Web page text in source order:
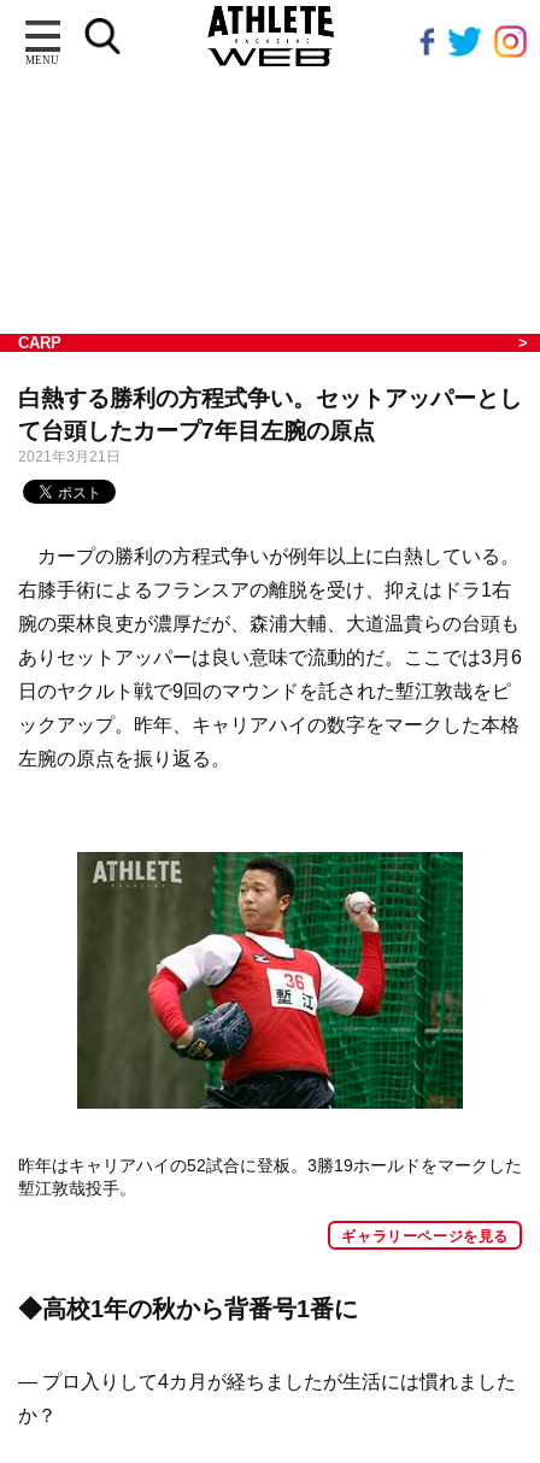
MENU
CARP
白熱する勝利の方程式争い。セットアッパーとし
て台頭したカープ7年目左腕の原点
2021年3月21日
カープの勝利の方程式争いが例年以上に白熱している。
右膝手術によるフランスアの離脱を受け、抑えはドラ1右
腕の栗林良吏が濃厚だが、森浦大輔、大道温貴らの台頭も
ありセットアッパーは良い意味で流動的だ。ここでは3月6
日のヤクルト戦で9回のマウンドを託された塹江敦哉をピ
ックアップ。昨年、キャリアハイの数字をマークした本格
左腕の原点を振り返る。
昨年はキャリアハイの52試合に登板。3勝19ホールドをマークした
塹江敦哉投手。
ギャラリーページを見る
◆高校1年の秋から背番号1番に
― プロ入りして4カ月が経ちましたが生活には慣れました
か？